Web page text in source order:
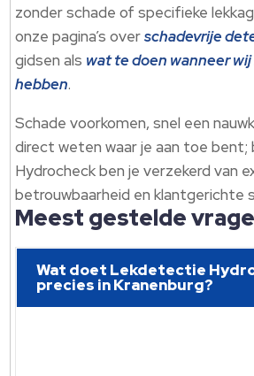
zonder schade of specifieke
onze pagina’s overschadevrije
gidsen als wat te doen wanneer
hebben.​
Schade voorkomen, snel een
direct weten waar je aan toe
Hydrocheck ben je verzekerd van
betrouwbaarheid en klantgerichte
Meest gestelde
Wat doet Lekdetectie
precies in Kranenburg?